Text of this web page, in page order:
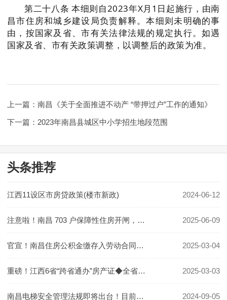
第二十八条 本细则自2023年X月1日起施行，由南
昌市住房和城乡建设局负责解释。本细则未明确的事
由，按国家及省、市有关法律法规的规定执行。如遇
国家及省、市有关政策调整，以调整后的政策为准。
上一篇：南昌《关于全面推进不动产 “带押过户”工作的通知》
下一篇：2023年南昌县城区中小学招生地段范围
头条推荐
江西11设区市房贷政策(楼市新政) 2024-06-12
注意啦！南昌 703 户保障性住房开闸，限购一套，机会难得 2025-06-09
官宣！南昌住房公积金缴存入劳动合同示范文本◆放大招！江西消费提振行动方案发布 2025-03-04
重磅！江西6省“跨省通办”房产证◆全省125个房地产项目进“白名单”◆最新！这条隧道明年底完工 2025-03-03
南昌电梯安全管理法规即将出台！目前正征求意见…… 2024-09-05